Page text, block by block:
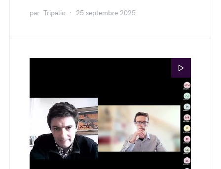
par Tripalio 25 septembre 2025